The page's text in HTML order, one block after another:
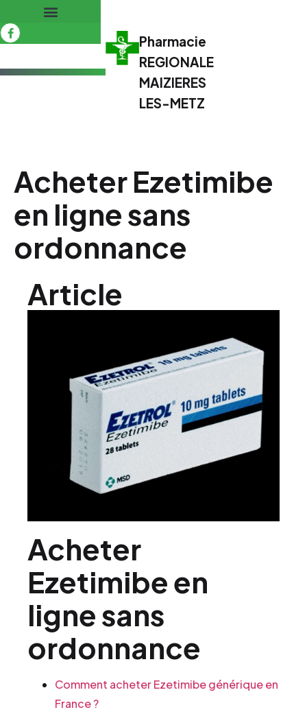
Pharmacie
REGIONALE
MAIZIERES
LES-METZ
Acheter Ezetimibe
en ligne sans
ordonnance
Article
Acheter
Ezetimibe en
ligne sans
ordonnance
Comment acheter Ezetimibe générique en
France ?